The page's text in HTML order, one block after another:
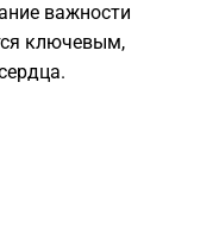
важности
ключевым,